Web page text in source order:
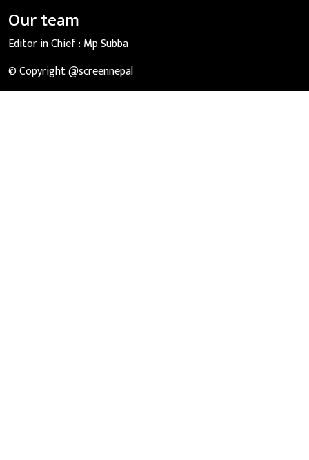
Our team
Editor in Chief : Mp Subba
© Copyright @screennepal